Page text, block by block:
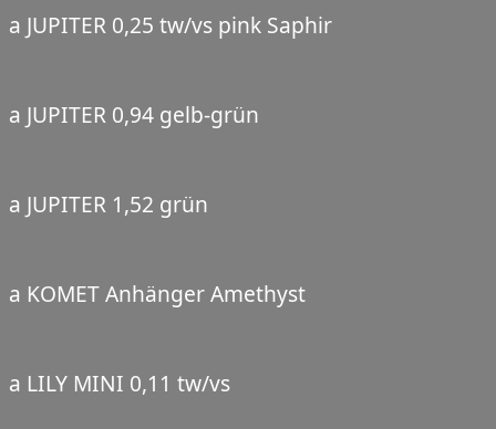
a JUPITER 0,25 tw/vs pink Saphir
a JUPITER 0,94 gelb-grün
a JUPITER 1,52 grün
a KOMET Anhänger Amethyst
a LILY MINI 0,11 tw/vs